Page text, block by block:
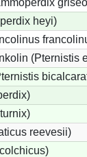
heyi)
(Pternistis
reevesii)